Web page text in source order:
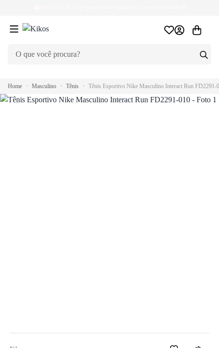
Home Masculino Tênis Tênis Esportivo Nike Masculino Interact Run FD2291-